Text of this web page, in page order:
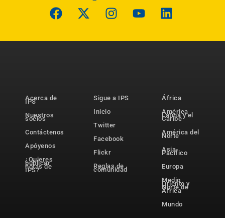
Acerca de
IPS
Nuestros
socios
Contáctenos
Apóyenos
¿Quieres
publicar
notas de
IPS?
Sigue a IPS
Inicio
Twitter
Facebook
Flickr
Reglas de
comunidad
África
América
Latina y el
Caribe
América del
Norte
Asia-
Pacífico
Europa
Medio
Oriente y
Norte de
África
Mundo